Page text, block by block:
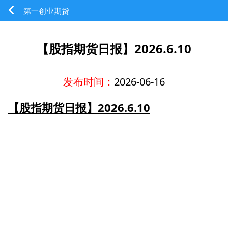
第一创业期货
【股指期货日报】2026.6.10
发布时间： 2026-06-16
【股指期货日报】2026.6.10